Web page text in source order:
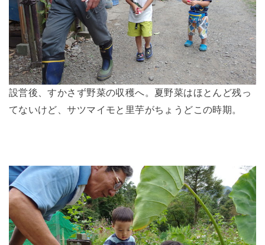
設営後、すかさず野菜の収穫へ。夏野菜はほとんど残っ
てないけど、サツマイモと里芋がちょうどこの時期。